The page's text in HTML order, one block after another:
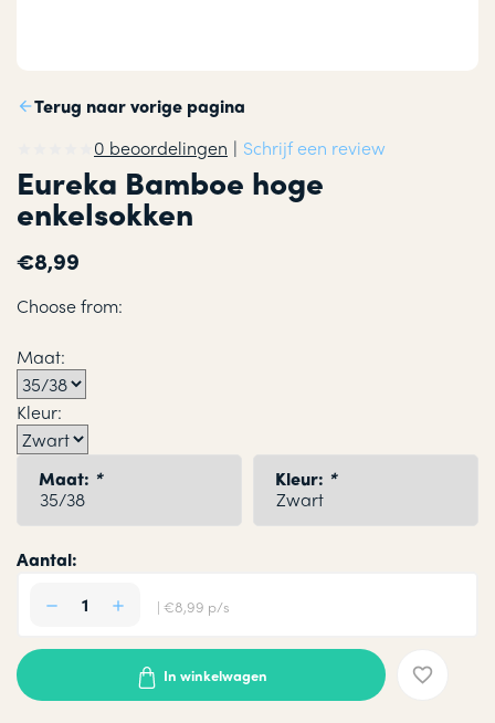
Terug naar vorige pagina
0 beoordelingen | Schrijf een review
Eureka Bamboe hoge
enkelsokken
€8,99
Choose from:
Maat:
Kleur:
Maat: * Kleur: *
Aantal:
| €8,99 p/s
In winkelwagen